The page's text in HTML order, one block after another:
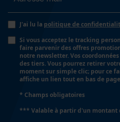
Forme
rectangulaire
Fonction de hachage
Non
Inverseur de phase
J'ai lu la politique de
Si vous acceptez le tracking
faire parvenir des offres
notre newsletter. Vos
des tiers. Vous pourrez retirer
moment sur simple clic; pour ce
affiche un lien tout en bas de
* Champs obligatoires
*** Valable à partir d'un montant
Panier
Salutation
Géo-IP et
utilisateurs
Vidéos
Google Maps
Prise de